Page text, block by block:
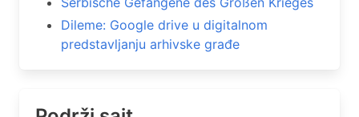
Dileme: Google drive u digitalnom
predstavljanju arhivske građe